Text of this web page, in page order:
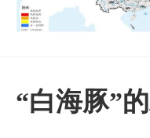
​“白海豚”